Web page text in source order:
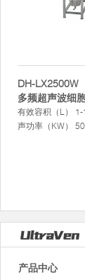
DH-LX2500W
多频超声波细
有效容积（L）
声功率（KW）
产品中心